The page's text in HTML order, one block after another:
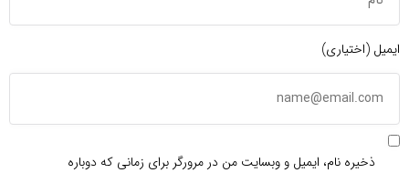
ایمیل (اختیاری)
ذخیره نام، ایمیل و وبسایت من در مرورگر برای زمانی که دوباره